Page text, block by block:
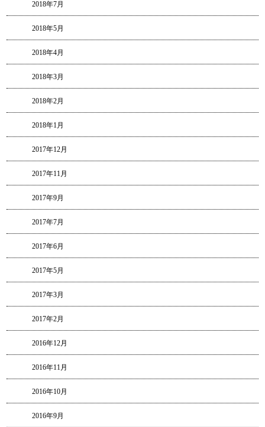
2018年7月
2018年5月
2018年4月
2018年3月
2018年2月
2018年1月
2017年12月
2017年11月
2017年9月
2017年7月
2017年6月
2017年5月
2017年3月
2017年2月
2016年12月
2016年11月
2016年10月
2016年9月